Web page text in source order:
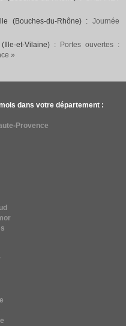
(Bouches-du-Rhône) : Journée
et-Vilaine) :
Portes ouvertes :
»
dans votre département :
Provence